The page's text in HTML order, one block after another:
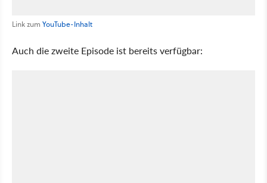
Link zum YouTube-Inhalt
Auch die zweite Episode ist bereits verfügbar: